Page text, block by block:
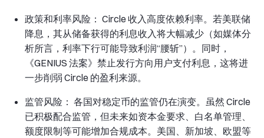
政策和利率风险： Circle 收入高度依赖利率。若美联储
降息，其从储备获得的利息收入将大幅减少（如媒体分
析所言，利率下行可能导致利润“腰斩”）。同时，
《GENIUS 法案》禁止发行方向用户支付利息，这将进
一步削弱 Circle 的盈利来源。
监管风险： 各国对稳定币的监管仍在演变。虽然 Circle
已积极配合监管，但未来如资本金要求、白名单管理、
额度限制等可能增加合规成本。美国、新加坡、欧盟等